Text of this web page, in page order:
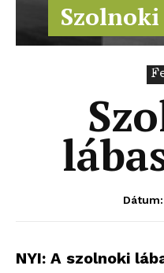
Dátum:
NYI: A szolnoki